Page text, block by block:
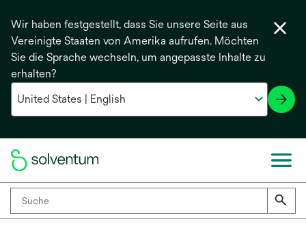
Wir haben festgestellt, dass Sie unsere Seite aus
Vereinigte Staaten von Amerika aufrufen. Möchten
Sie die Sprache wechseln, um angepasste Inhalte zu
erhalten?